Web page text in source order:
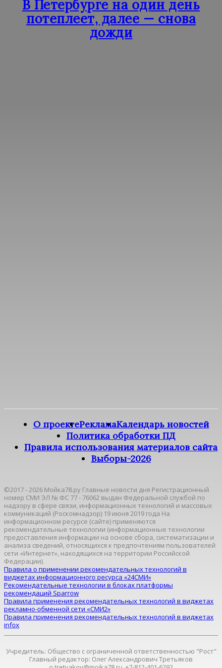
В Петербурге на один день
потеплеет, далее — снова
дожди
О проектеРекламаКалендарь новостей
Политика обработки ПД
Правила использования материалов сайта
Выборы-2026
©2017 - 2026 Мойка78.ру Главные новости дня Регистрационный
номер СМИ ЭЛ № ФС 77 - 76062 выдан Федеральной службой по
надзору в сфере связи, информационных технологий и массовых
коммуникаций (Роскомнадзор) 19 июня 2019 года На
информационном ресурсе (сайте) применяются
рекомендательные технологии (информационные технологии
предоставления информации на основе сбора, систематизации и
анализа сведений, относящихся к предпочтениям пользователей
сети «Интернет», находящихся на территории Российской
Федерации).
Правила о применении рекомендательных технологий в
виджетах информационного ресурса «24СМИ»
Рекомендательные технологии в блоках платформы
рекомендаций Sparrow
Правила применения рекомендательных технологий в виджетах
рекламно-обменной сети «СМИ2»
Правила применения рекомендательных технологий в виджетах
infox
Учредитель: Общество с ограниченной ответственностью "Рост"
Главный редактор: Олег Александрович Третьяков